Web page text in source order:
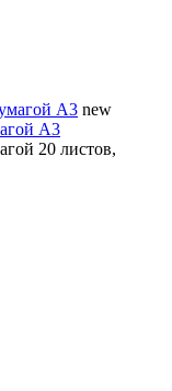
new
А3
20 листов,